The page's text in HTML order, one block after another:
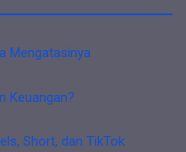
Mengatasinya
Keuangan?
Short, dan TikTok